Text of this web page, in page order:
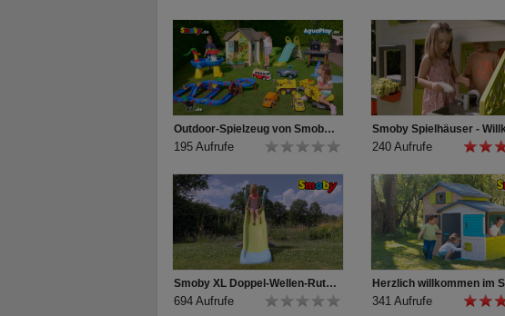
Outdoor-Spielzeug von Smoby, BIG und AquaPlay | 2024
195 Aufrufe 240 Aufrufe
Smoby XL Doppel-Wellen-Rutsche mit Wasseranschluss
694 Aufrufe 341 Aufrufe